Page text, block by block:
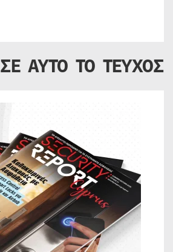
ΣΕ ΑΥΤΟ ΤΟ ΤΕΥΧΟΣ